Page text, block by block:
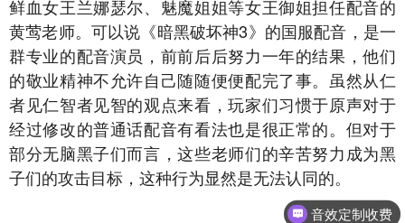
鲜血女王兰娜瑟尔、魅魔姐姐等女王御姐担任配音的
黄莺老师。可以说《暗黑破坏神3》的国服配音，是一
群专业的配音演员，前前后后努力一年的结果，他们
的敬业精神不允许自己随随便便配完了事。虽然从仁
者见仁智者见智的观点来看，玩家们习惯于原声对于
经过修改的普通话配音有看法也是很正常的。但对于
部分无脑黑子们而言，这些老师们的辛苦努力成为黑
子们的攻击目标，这种行为显然是无法认同的。
音效定制收费